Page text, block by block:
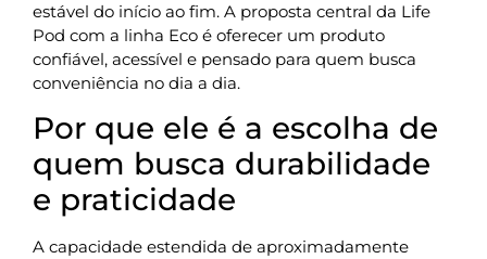
estável do início ao fim. A proposta central da Life
Pod com a linha Eco é oferecer um produto
confiável, acessível e pensado para quem busca
conveniência no dia a dia.
Por que ele é a escolha de
quem busca durabilidade
e praticidade
A capacidade estendida de aproximadamente